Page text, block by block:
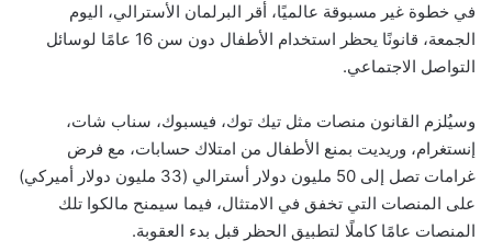
في خطوة غير مسبوقة عالميًا، أقر البرلمان الأسترالي، اليوم
الجمعة، قانونًا يحظر استخدام الأطفال دون سن 16 عامًا لوسائل
التواصل الاجتماعي.
وسيُلزم القانون منصات مثل تيك توك، فيسبوك، سناب شات،
إنستغرام، وريديت بمنع الأطفال من امتلاك حسابات، مع فرض
غرامات تصل إلى 50 مليون دولار أسترالي (33 مليون دولار أميركي)
على المنصات التي تخفق في الامتثال، فيما سيمنح مالكوا تلك
المنصات عامًا كاملًا لتطبيق الحظر قبل بدء العقوبة.